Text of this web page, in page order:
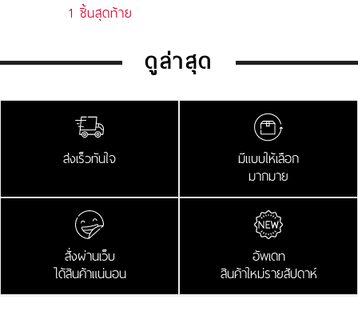
1 ชิ้นสุดท้าย
ดูล่าสุด
ส่งเร็วทันใจ มีแบบให้เลือก
มากมาย
สั่งผ่านเว็บ
ได้สินค้าแน่นอน
อัพเดท
สินค้าใหม่รายสัปดาห์